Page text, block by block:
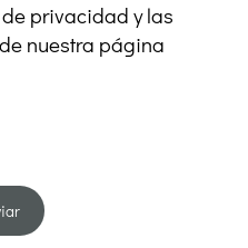
privacidad y las
nuestra página